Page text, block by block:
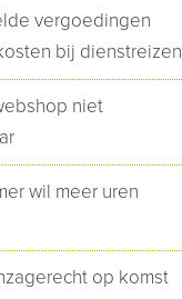
vergoedingen
bij dienstreizen
niet
wil meer uren
op komst